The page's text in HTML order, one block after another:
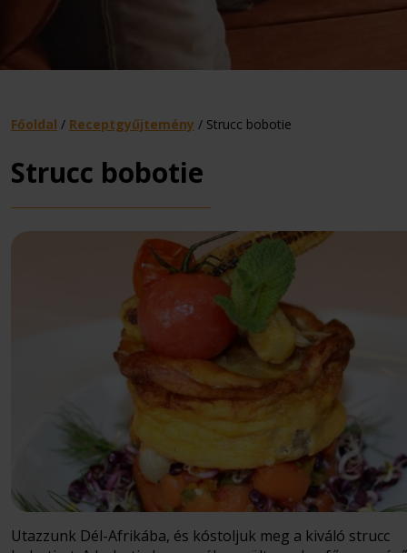
Főoldal / Receptgyűjtemény / Strucc bobotie
Strucc bobotie
Utazzunk Dél-Afrikába, és kóstoljuk meg a kiváló strucc